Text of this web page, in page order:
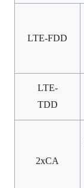
LTE-FDD
LTE-
TDD
2xCA